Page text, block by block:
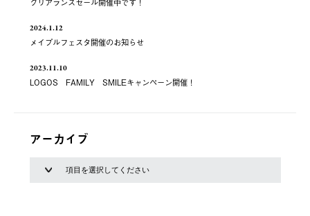
2024.1.12
メイプルフェスタ開催のお知らせ
2023.11.10
LOGOS FAMILY SMILEキャンペーン開催！
アーカイブ